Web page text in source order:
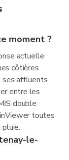
moment ?
actuelle
côtières
ses affluents
entre les
double
toutes
le-